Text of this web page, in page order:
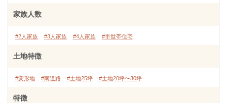
家族人数
#2人家族 #3人家族 #4人家族 #単世帯住宅
土地特徴
#変形地 #南道路 #土地25坪 #土地20坪〜30坪
特徴